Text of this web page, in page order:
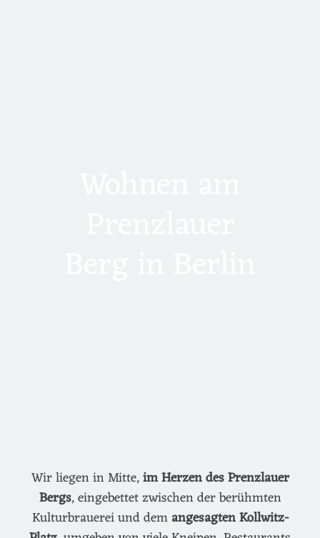
Wir liegen in Mitte,im Herzen des Prenzlauer
Bergs, eingebettet zwischen der berühmten
Kulturbrauerei und demangesagten Kollwitz-